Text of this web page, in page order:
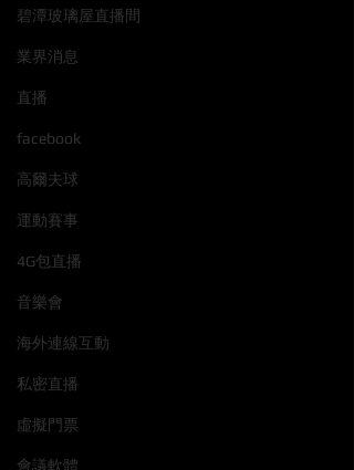
碧潭玻璃屋直播間
業界消息
直播
facebook
高爾夫球
運動賽事
4G包直播
音樂會
海外連線互動
私密直播
虛擬門票
會議軟體